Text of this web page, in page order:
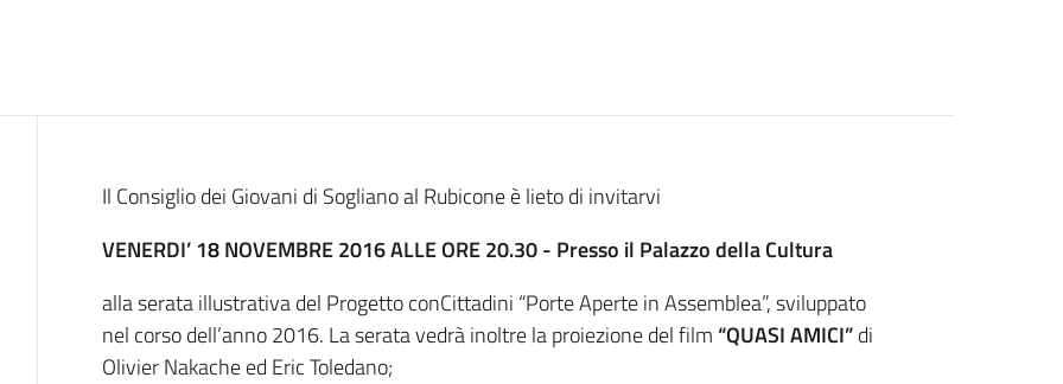
Cos'è
Il Consiglio dei Giovani di Sogliano al Rubicone è lieto di invitarvi
VENERDI’ 18 NOVEMBRE 2016 ALLE ORE 20.30 - Presso il Palazzo della Cultura
alla serata illustrativa del Progetto conCittadini “Porte Aperte in Assemblea”, sviluppato
nel corso dell’anno 2016. La serata vedrà inoltre la proiezione del film “QUASI AMICI”di
Olivier Nakache ed Eric Toledano;